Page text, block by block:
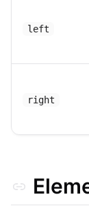
left
right